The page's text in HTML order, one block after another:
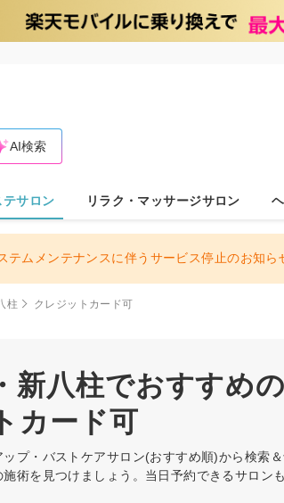
AI検索
テサロン リラク・マッサージサロン
テムメンテナンスに伴うサービス停止のお知
柱 クレジットカード可
新八柱でおすすめ
カード可
ップ・バストケアサロン(おすすめ順)から検索
術を見つけましょう。当日予約できるサロンも